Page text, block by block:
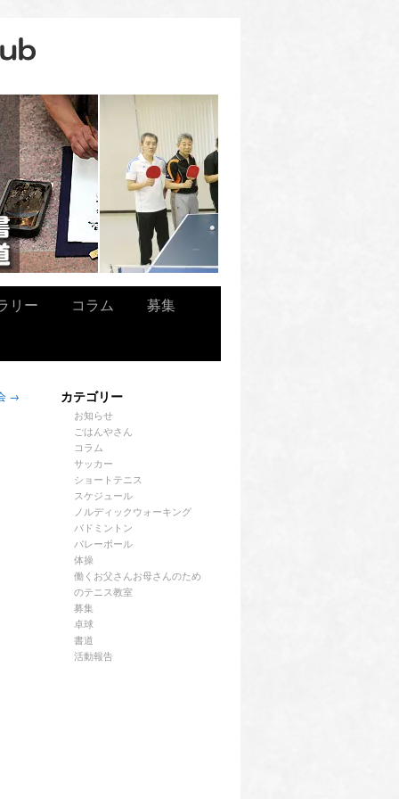
リー コラム 募集
カテゴリー
お知らせ
ごはんやさん
コラム
サッカー
ショートテニス
スケジュール
ノルディックウォーキング
バドミントン
バレーボール
体操
働くお父さんお母さんのため
のテニス教室
募集
卓球
書道
活動報告
→